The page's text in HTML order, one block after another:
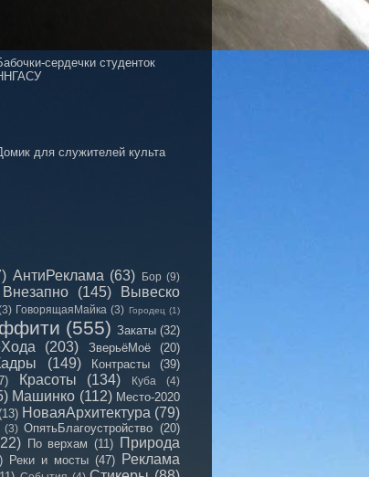
сердечки студенток
для служителей культа
АнтиРеклама (63) Бор (9)
Внезапно (145)
Вывеско
ГоворящаяМайка (3) Городец (1)
(555) Закаты (32)
(203) ЗверьёМоё
(20)
(149) Контрасты
(39)
Красоты (134) Куба (4)
Машинко (112) Место-2020
НоваяАрхитектура (79)
(3) ОпятьБлагоустройство (20)
По верхам (11) Природа
Реки и мосты (47) Реклама